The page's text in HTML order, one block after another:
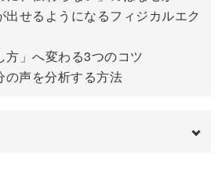
せるようになるフィジカルエク
方」へ変わる3つのコツ
声を分析する方法